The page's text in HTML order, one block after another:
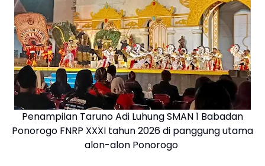
Penampilan Taruno Adi Luhung SMAN 1 Babadan
Ponorogo FNRP XXXI tahun 2026 di panggung utama
alon-alon Ponorogo